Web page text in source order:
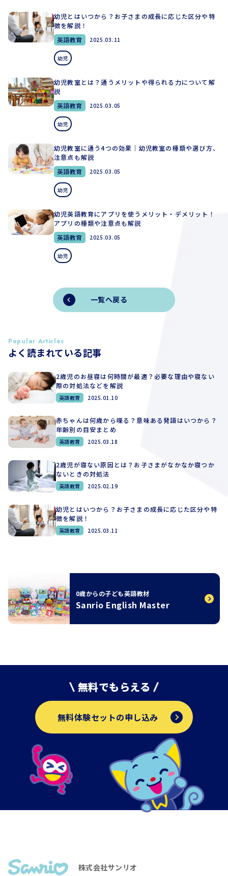
幼児とはいつから？お子さまの成長に応じた区分や特
徴を解説！
英語教育
2025.03.11
幼児
幼児教室とは？通うメリットや得られる力について解
説
英語教育
2025.03.05
幼児
幼児教室に通う4つの効果｜幼児教室の種類や選び方、
注意点も解説
英語教育
2025.03.05
幼児
幼児英語教育にアプリを使うメリット・デメリット！
アプリの種類や注意点も解説
英語教育
2025.03.05
幼児
一覧へ戻る
よく読まれている記事
Popular Articles
2歳児のお昼寝は何時間が最適？必要な理由や寝ない
際の対処法などを解説
英語教育 2025.01.10
赤ちゃんは何歳から喋る？意味ある発語はいつから？
年齢別の目安まとめ
英語教育 2025.03.18
2歳児が寝ない原因とは？お子さまがなかなか寝つか
ないときの対処法
英語教育 2025.02.19
幼児とはいつから？お子さまの成長に応じた区分や特
徴を解説！
英語教育 2025.03.11
0歳からの子ども英語教材
Sanrio English Master
無料でもらえる
無料体験セットの申し込み
株式会社サンリオ